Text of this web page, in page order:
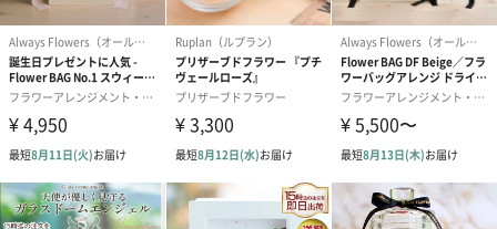
■ご購入前に必ずご確認ください
本商品は生ものとなりますため、以下の点につきまし
てあらかじめご了承のうえ、ご注文をお願いいたしま
す。
・写真はイメージです。開花状況等、写真と実際の商
品が異なる場合がございます。
・ご注文後のキャンセル・変更はお受けできません。
品が弊社へ返送された場合の再送および返金対応はい
たしかねます